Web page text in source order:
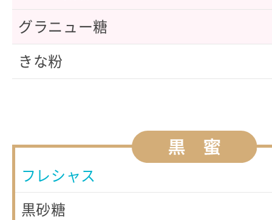
グラニュー糖
きな粉
フレシャス
黒砂糖